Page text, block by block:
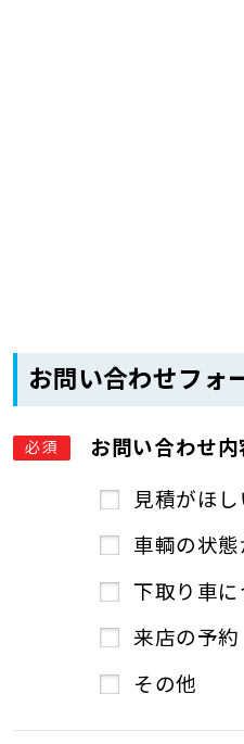
お問い合わせフォ
必須
お問い合わせ内
見積がほし
車輌の状
下取り車
来店の予約
その他